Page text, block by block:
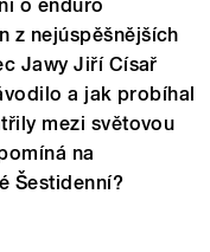
o enduro
z nejúspěšnějších
Jawy Jiří Císař
a jak probíhal
mezi světovou
na
Šestidenní?